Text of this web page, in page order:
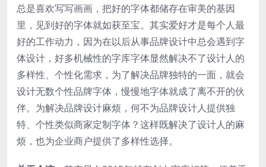
总是喜欢写写画画，把好的字体都储存在审美的基因
里，见到好的字体就如获至宝。其实爱好才是每个人最
好的工作动力，因为在以后从事品牌设计中总会遇到字
体设计，好多机械性的字库字体显然解决不了设计人的
多样性、个性化需求，为了解决品牌独特的一面，就会
设计无数个性品牌字体，慢慢地字体就成了离不开的伙
伴。为解决品牌设计麻烦，何不为品牌设计人提供独
特、个性类似商家定制字体？这样既解决了设计人的麻
烦，也为企业商户提供了多样性选择。